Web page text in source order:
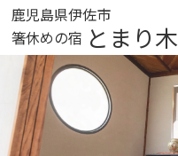
鹿児島県伊佐市
箸休めの宿 とまり木